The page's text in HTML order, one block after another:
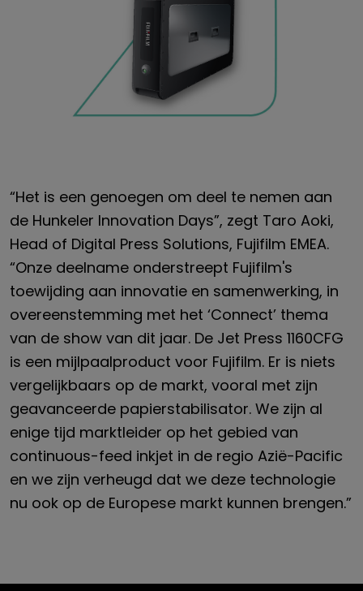
“Het is een genoegen om deel te nemen aan
de Hunkeler Innovation Days”, zegt Taro Aoki,
Head of Digital Press Solutions, Fujifilm EMEA.
“Onze deelname onderstreept Fujifilm's
toewijding aan innovatie en samenwerking, in
overeenstemming met het ‘Connect’ thema
van de show van dit jaar. De Jet Press 1160CFG
is een mijlpaalproduct voor Fujifilm. Er is niets
vergelijkbaars op de markt, vooral met zijn
geavanceerde papierstabilisator. We zijn al
enige tijd marktleider op het gebied van
continuous-feed inkjet in de regio Azië-Pacific
en we zijn verheugd dat we deze technologie
nu ook op de Europese markt kunnen brengen.”